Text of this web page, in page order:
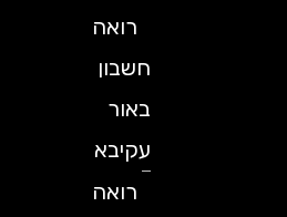
רואה
חשבון
באור
עקיבא
רואה